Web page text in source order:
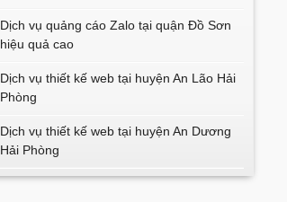
Dịch vụ quảng cáo Zalo tại quận Đồ Sơn
hiệu quả cao
Dịch vụ thiết kế web tại huyện An Lão Hải
Phòng
Dịch vụ thiết kế web tại huyện An Dương
Hải Phòng